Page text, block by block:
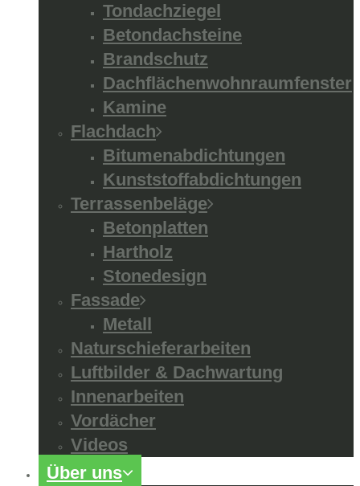
Tondachziegel
Betondachsteine
Brandschutz
Dachflächenwohnraumfenster
Kamine
Flachdach
Bitumenabdichtungen
Kunststoffabdichtungen
Terrassenbeläge
Betonplatten
Hartholz
Stonedesign
Fassade
Metall
Naturschieferarbeiten
Luftbilder & Dachwartung
Innenarbeiten
Vordächer
Videos
Über uns